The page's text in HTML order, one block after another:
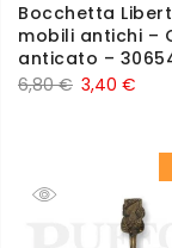
Bocchetta
mobili antichi –
anticato –
6,80€ 3,40 €